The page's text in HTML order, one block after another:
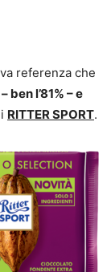
referenza che
l’81% – e
RITTER SPORT.